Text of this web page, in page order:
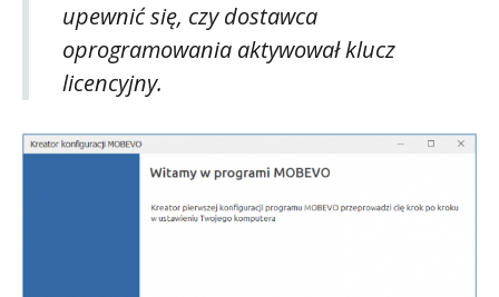
upewnić się, czy dostawca
oprogramowania aktywował klucz
licencyjny.